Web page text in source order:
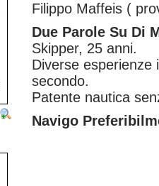
Filippo Maffeis (
Due Parole Su Di
Skipper, 25 anni.
Diverse esperienze
secondo.
Patente nautica
Navigo